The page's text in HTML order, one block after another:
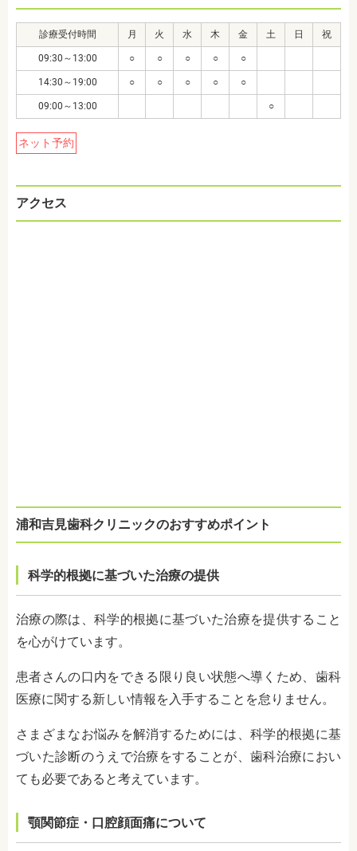
診療受付時間 月 火 水 木 金 土 日 祝
09:30～13:00 ○ ○ ○ ○ ○
14:30～19:00 ○ ○ ○ ○ ○
09:00～13:00 ○
ネット予約
アクセス
浦和吉見歯科クリニックのおすすめポイント
科学的根拠に基づいた治療の提供
治療の際は、科学的根拠に基づいた治療を提供すること
を心がけています。
患者さんの口内をできる限り良い状態へ導くため、歯科
医療に関する新しい情報を入手することを怠りません。
さまざまなお悩みを解消するためには、科学的根拠に基
づいた診断のうえで治療をすることが、歯科治療におい
ても必要であると考えています。
顎関節症・口腔顔面痛について